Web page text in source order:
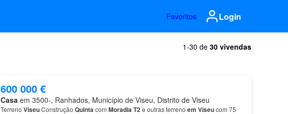
Favoritos Login
1-30 de 30 vivendas
600 000 €
Casaem 3500-, Ranhados, Município de Viseu, Distrito de Viseu
Terreno ViseuConstrução Quintacom MoradiaT2e outras terreno em Viseucom 75